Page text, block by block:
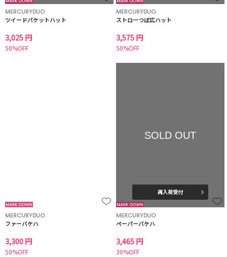
MERCURYDUO
ツイードバケットハット
3,025 円
50%OFF
MERCURYDUO
ストローつば広ハット
3,575 円
50%OFF
MERCURYDUO
ファーバケハ
3,300 円
50%OFF
SOLD OUT
再入荷受付
MERCURYDUO
ペーパーバケハ
3,465 円
30%OFF